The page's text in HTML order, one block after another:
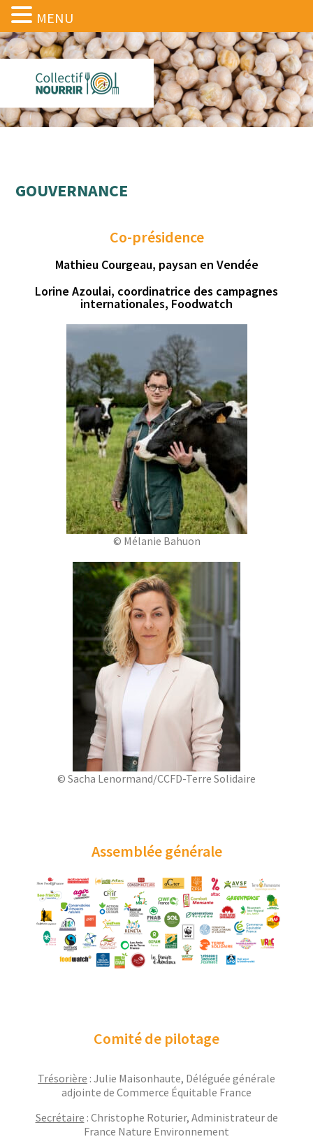
GOUVERNANCE
Co-présidence
Mathieu Courgeau, paysan en Vendée
Lorine Azoulai, coordinatrice des campagnes
internationales, Foodwatch
© Mélanie Bahuon
© Sacha Lenor­mand/C­CFD-Terre Solidaire
Assemblée générale
Comité de pilotage
Tré­sorière : Julie Maison­haute, Déléguée générale
adjointe de Com­merce Équitable France
Secré­taire : Christophe Roturi­er, Admin­is­tra­teur de
France Nature Environnement
MENU